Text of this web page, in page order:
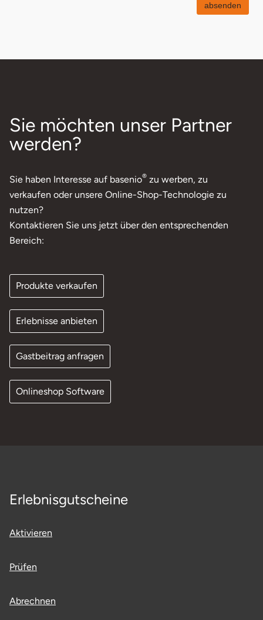
absenden
Sie möchten unser Partner
werden?
Sie haben Interesse auf basenio® zu werben, zu
verkaufen oder unsere Online-Shop-Technologie zu
nutzen?
Kontaktieren Sie uns jetzt über den entsprechenden
Bereich:
Produkte verkaufen
Erlebnisse anbieten
Gastbeitrag anfragen
Onlineshop Software
Erlebnisgutscheine
Aktivieren
Prüfen
Abrechnen